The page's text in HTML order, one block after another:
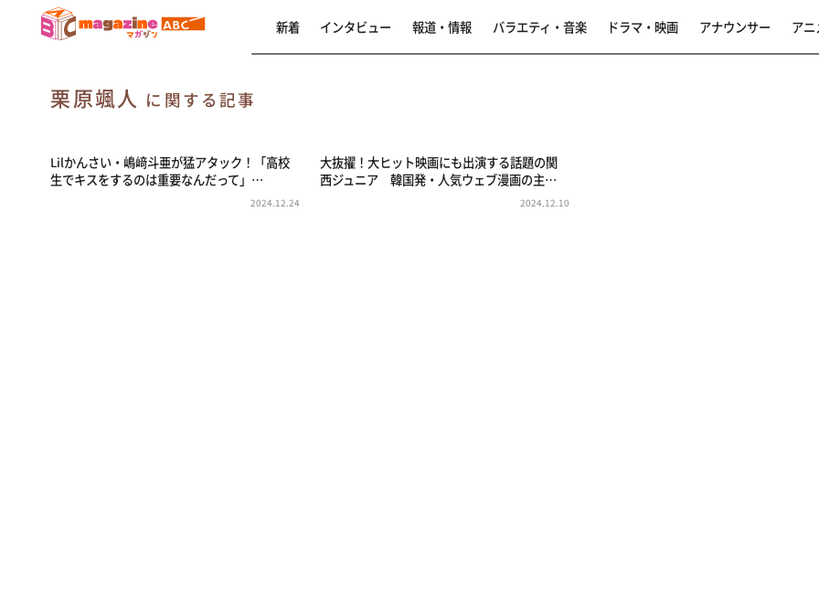
新着 インタビュー 報道・情報 バラエティ・音楽 ドラマ・映画 アナウンサー アニ
栗原颯人 に関する記事
Lilかんさい・嶋﨑斗亜が猛アタック！「高校
生でキスをするのは重要なんだって」…
2024.12.24
大抜擢！大ヒット映画にも出演する話題の関
西ジュニア 韓国発・人気ウェブ漫画の主…
2024.12.10